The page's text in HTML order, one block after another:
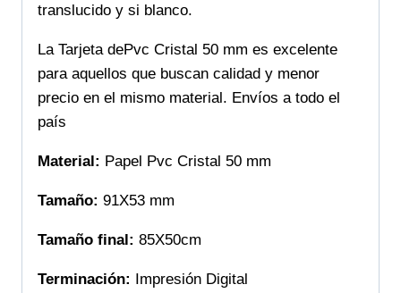
translucido y si blanco.
La Tarjeta dePvc Cristal 50 mm es excelente
para aquellos que buscan calidad y menor
precio en el mismo material. Envíos a todo el
país
Material: Papel Pvc Cristal 50 mm
Tamaño: 91X53 mm
Tamaño final: 85X50cm
Terminación: Impresión Digital